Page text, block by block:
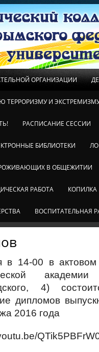
ОРГАНИЗАЦИИ
ТЕРРОРИЗМУ И
РАСПИСАНИЕ СЕССИИ
БИБЛИОТЕКИ
В ОБЩЕЖИТИИ
РАБОТА КОПИЛКА
ВОСПИТАТЕЛЬНАЯ
в 14-00 в актовом
4)
дипломов
2016 года